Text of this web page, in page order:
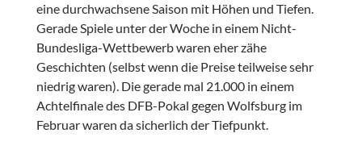
eine durchwachsene Saison mit Höhen und Tiefen.
Gerade Spiele unter der Woche in einem Nicht-
Bundesliga-Wettbewerb waren eher zähe
Geschichten (selbst wenn die Preise teilweise sehr
niedrig waren). Die gerade mal 21.000 in einem
Achtelfinale des DFB-Pokal gegen Wolfsburg im
Februar waren da sicherlich der Tiefpunkt.